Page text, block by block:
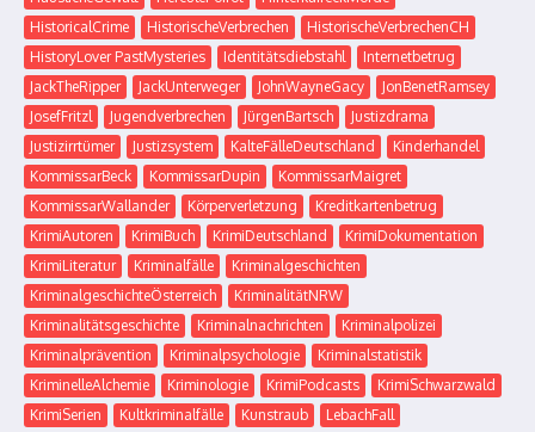
HistoricalCrime
HistorischeVerbrechen
HistorischeVerbrechenCH
HistoryLover PastMysteries
Identitätsdiebstahl
Internetbetrug
JackTheRipper
JackUnterweger JohnWayneGacy
JonBenetRamsey
JosefFritzl
Jugendverbrechen JürgenBartsch
Justizdrama
Justizirrtümer
Justizsystem KalteFälleDeutschland
Kinderhandel
KommissarBeck
KommissarDupin
KommissarMaigret
KommissarWallander
Körperverletzung
Kreditkartenbetrug
KrimiAutoren
KrimiBuch KrimiDeutschland
KrimiDokumentation
KrimiLiteratur
Kriminalfälle
Kriminalgeschichten
KriminalgeschichteÖsterreich
KriminalitätNRW
Kriminalitätsgeschichte
Kriminalnachrichten
Kriminalpolizei
Kriminalprävention
Kriminalpsychologie
Kriminalstatistik
KriminelleAlchemie
Kriminologie KrimiPodcasts
KrimiSchwarzwald
KrimiSerien
Kultkriminalfälle Kunstraub
LebachFall